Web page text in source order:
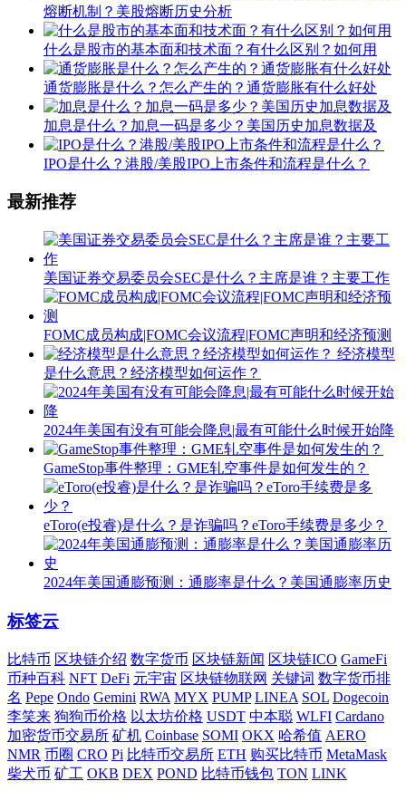
熔断机制？美股熔断历史分析
什么是股市的基本面和技术面？有什么区别？如何用
通货膨胀是什么？怎么产生的？通货膨胀有什么好处
加息是什么？加息一码是多少？美国历史加息数据及
IPO是什么？港股/美股IPO上市条件和流程是什么？
最新推荐
美国证券交易委员会SEC是什么？主席是谁？主要工作
FOMC成员构成|FOMC会议流程|FOMC声明和经济预测
经济模型
是什么意思？经济模型如何运作？
2024年美国有没有可能会降息|最有可能什么时候开始降
GameStop事件整理：GME轧空事件是如何发生的？
eToro(e投睿)是什么？是诈骗吗？eToro手续费是多少？
2024年美国通膨预测：通膨率是什么？美国通膨率历史
标签云
比特币 区块链介绍 数字货币 区块链新闻 区块链ICO GameFi
币种百科 NFT DeFi 元宇宙 区块链物联网 关键词 数字货币排
名 Pepe Ondo Gemini RWA MYX PUMP LINEA SOL Dogecoin
李笑来 狗狗币价格 以太坊价格 USDT 中本聪 WLFI Cardano
加密货币交易所 矿机 Coinbase SOMI OKX 哈希值 AERO
NMR 币圈 CRO Pi 比特币交易所 ETH 购买比特币 MetaMask
柴犬币 矿工 OKB DEX POND 比特币钱包 TON LINK